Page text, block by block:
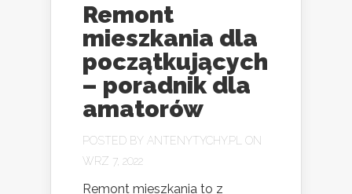
Remont
mieszkania dla
początkujących
– poradnik dla
amatorów
POSTED BY ANTENYTYCHY.PL
ON
WRZ 7, 2022
Remont mieszkania to z